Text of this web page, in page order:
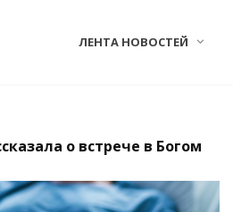
ЛЕНТА НОВОСТЕЙ
о встрече в Богом